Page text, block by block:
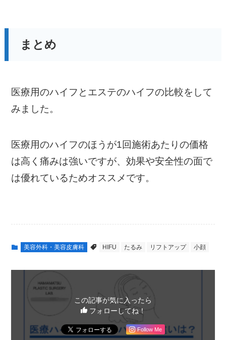
まとめ
医療用のハイフとエステのハイフの比較をして
みました。
医療用のハイフのほうが1回施術あたりの価格
は高く痛みは強いですが、効果や安全性の面で
は優れているためオススメです。
美容外科・美容皮膚科 HIFU たるみ リフトアップ 小顔
この記事が気に入ったら
フォローしてね！
Follow Me